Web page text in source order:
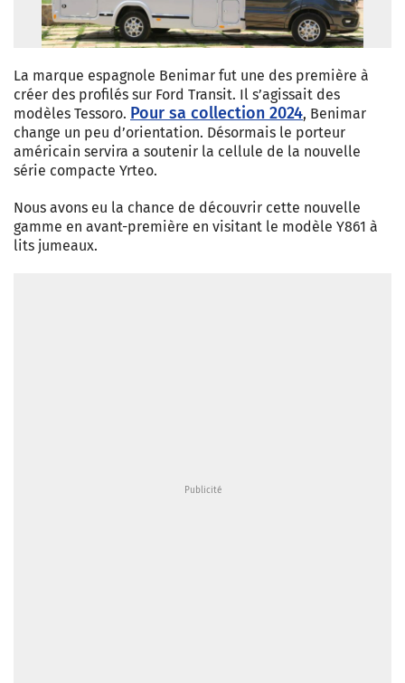
La marque espagnole Benimar fut une des première à
créer des profilés sur Ford Transit. Il s’agissait des
modèles Tessoro. Pour sa collection 2024, Benimar
change un peu d’orientation. Désormais le porteur
américain servira a soutenir la cellule de la nouvelle
série compacte Yrteo.
Nous avons eu la chance de découvrir cette nouvelle
gamme en avant-première en visitant le modèle Y861 à
lits jumeaux.